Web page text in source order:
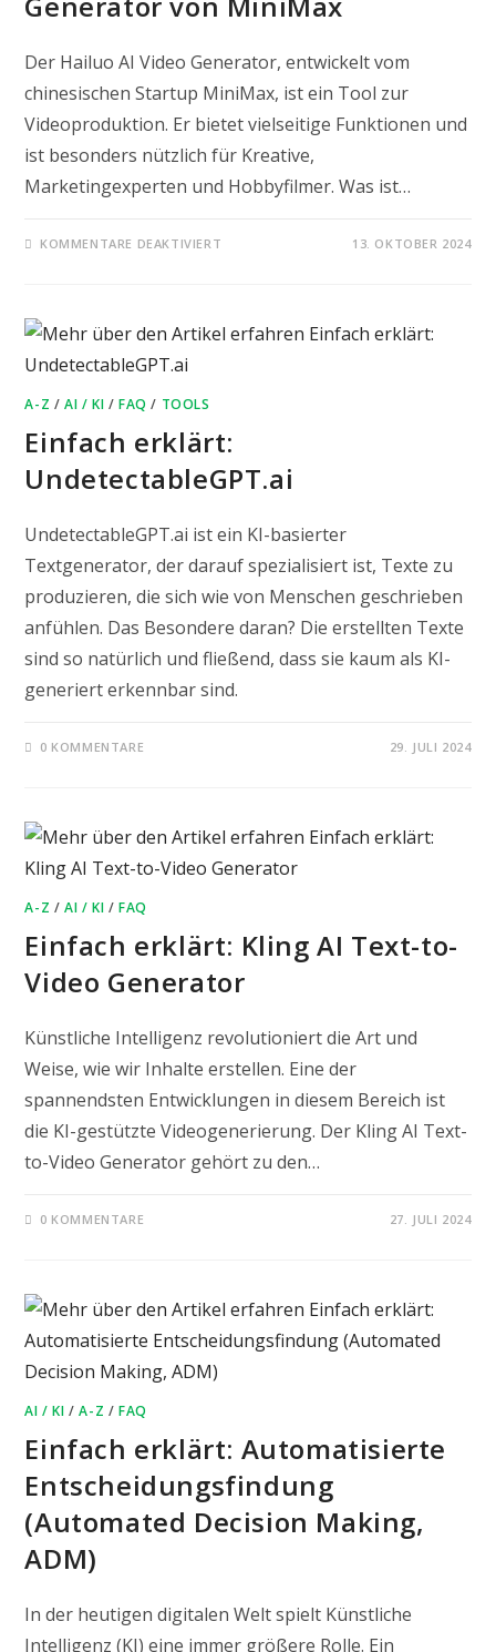
Der Hailuo AI Video Generator, entwickelt vom
chinesischen Startup MiniMax, ist ein Tool zur
Videoproduktion. Er bietet vielseitige Funktionen und
ist besonders nützlich für Kreative,
Marketingexperten und Hobbyfilmer. Was ist…
KOMMENTARE DEAKTIVIERT
GENERATOR
VON
13. OKTOBER 2024
A-Z /AI / KI /FAQ / TOOLS
Einfach erklärt:
UndetectableGPT.ai
UndetectableGPT.ai ist ein KI-basierter
Textgenerator, der darauf spezialisiert ist, Texte zu
produzieren, die sich wie von Menschen geschrieben
anfühlen. Das Besondere daran? Die erstellten Texte
sind so natürlich und fließend, dass sie kaum als KI-
generiert erkennbar sind.
0 KOMMENTARE 29. JULI 2024
A-Z /AI / KI /FAQ
Einfach erklärt: Kling AI Text-to-
Video Generator
Künstliche Intelligenz revolutioniert die Art und
Weise, wie wir Inhalte erstellen. Eine der
spannendsten Entwicklungen in diesem Bereich ist
die KI-gestützte Videogenerierung. Der Kling AI Text-
to-Video Generator gehört zu den…
0 KOMMENTARE 27. JULI 2024
AI / KI /A-Z /FAQ
Einfach erklärt: Automatisierte
Entscheidungsfindung
(Automated Decision Making,
ADM)
In der heutigen digitalen Welt spielt Künstliche
Intelligenz (KI) eine immer größere Rolle. Ein